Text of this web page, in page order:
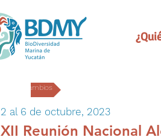
Intercambios
2 al 6 de octubre, 2023
XII Reunión Nacional